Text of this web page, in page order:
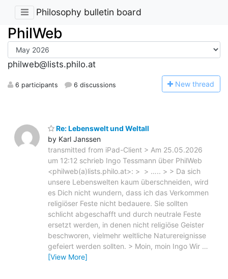
Philosophy bulletin board
PhilWeb
philweb@lists.philo.at
6 participants 6 discussions New thread
Re: Lebenswelt und Weltall
by Karl Janssen
transmitted from iPad-Client > Am 25.05.2026
um 12:12 schrieb Ingo Tessmann über PhilWeb
<philweb(a)lists.philo.at>: > > ….. > > Da sich
unsere Lebenswelten kaum überschneiden, wird
es Dich nicht wundern, dass ich das Verkommen
religiöser Feste nicht bedauere. Sie sollten
schlicht abgeschafft und durch neutrale Feste
ersetzt werden, in denen nicht religiöse Geister
beschworen, vielmehr weltliche Naturereignisse
gefeiert werden sollten. > Moin, moin Ingo Wir …
[View More]